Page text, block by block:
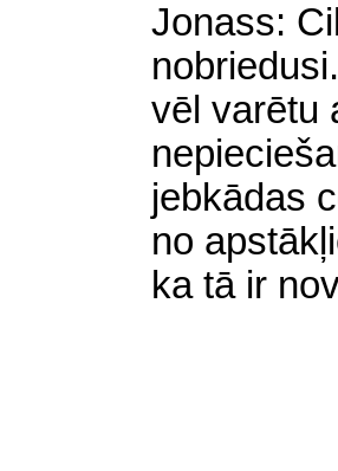
Jonass:
vēl varētu
jebkādas
no
ka tā ir